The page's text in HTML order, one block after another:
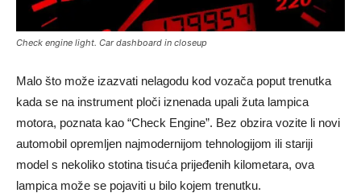
Check engine light. Car dashboard in closeup
Malo što može izazvati nelagodu kod vozača poput trenutka
kada se na instrument ploči iznenada upali žuta lampica
motora, poznata kao “Check Engine”. Bez obzira vozite li novi
automobil opremljen najmodernijom tehnologijom ili stariji
model s nekoliko stotina tisuća prijeđenih kilometara, ova
lampica može se pojaviti u bilo kojem trenutku.